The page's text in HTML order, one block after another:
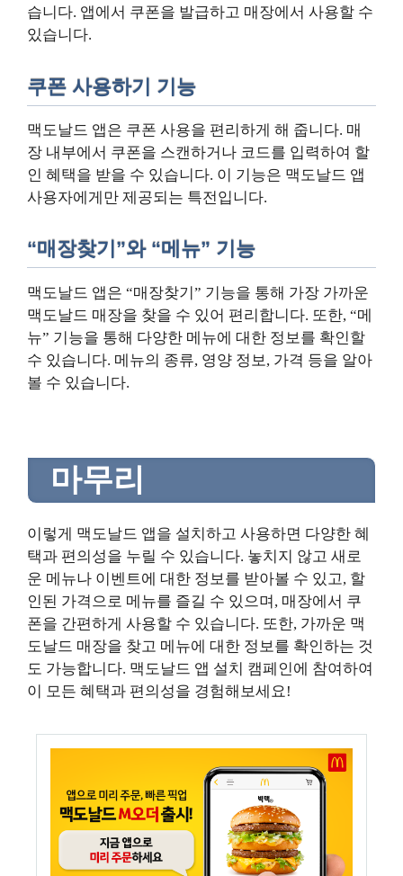
습니다. 앱에서 쿠폰을 발급하고 매장에서 사용할 수
있습니다.
쿠폰 사용하기 기능
맥도날드 앱은 쿠폰 사용을 편리하게 해 줍니다. 매
장 내부에서 쿠폰을 스캔하거나 코드를 입력하여 할
인 혜택을 받을 수 있습니다. 이 기능은 맥도날드 앱
사용자에게만 제공되는 특전입니다.
“매장찾기”와 “메뉴” 기능
맥도날드 앱은 “매장찾기” 기능을 통해 가장 가까운
맥도날드 매장을 찾을 수 있어 편리합니다. 또한, “메
뉴” 기능을 통해 다양한 메뉴에 대한 정보를 확인할
수 있습니다. 메뉴의 종류, 영양 정보, 가격 등을 알아
볼 수 있습니다.
마무리
이렇게 맥도날드 앱을 설치하고 사용하면 다양한 혜
택과 편의성을 누릴 수 있습니다. 놓치지 않고 새로
운 메뉴나 이벤트에 대한 정보를 받아볼 수 있고, 할
인된 가격으로 메뉴를 즐길 수 있으며, 매장에서 쿠
폰을 간편하게 사용할 수 있습니다. 또한, 가까운 맥
도날드 매장을 찾고 메뉴에 대한 정보를 확인하는 것
도 가능합니다. 맥도날드 앱 설치 캠페인에 참여하여
이 모든 혜택과 편의성을 경험해보세요!